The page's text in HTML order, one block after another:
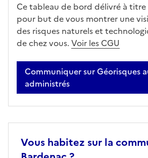
Ce tableau de bord délivré à
pour but de vous montrer une
des risques naturels et
de chez vous. Voir les CGU
Communiquer sur Géorisques
administrés
Vous habitez sur la